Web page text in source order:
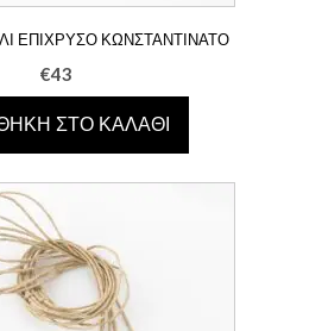
ΕΠΊΧΡΥΣΟ ΚΩΝΣΤΑΝΤΙΝΆΤΟ
€43
ΣΤΟ ΚΑΛΆΘΙ